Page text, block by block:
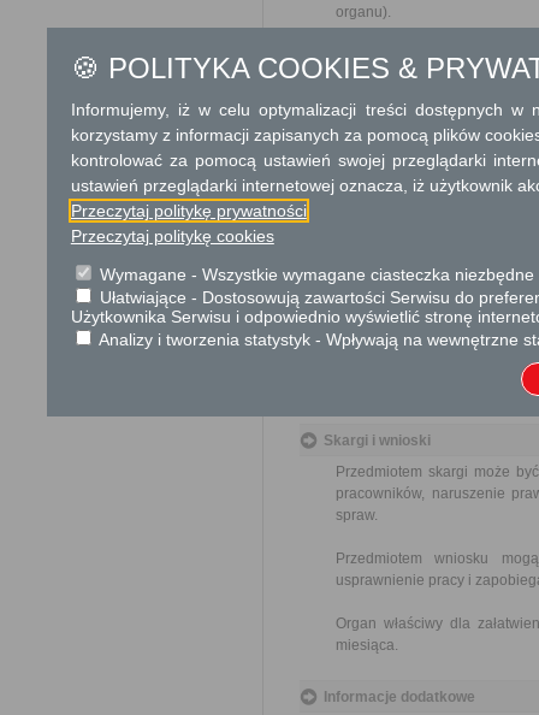
organu).
W przypadku spraw
Informacja
Dodatkowe
Opłata
Tryb odwoławczy
Odwołanie wnosi się do
rozstrzygnięcia, za
Urzędzie lub data jego
Skargi i wnioski
Przedmiotem skargi może
pracowników, naruszenie
spraw.
Przedmiotem wniosku
usprawnienie pracy i
Organ właściwy dla
miesiąca.
Informacje dodatkowe
🍪 POLITYKA COOKIES &
Informujemy, iż w celu optymalizacji treści dostępnych w
korzystamy z informacji zapisanych za pomocą plików
kontrolować za pomocą ustawień swojej przeglądarki
ustawień przeglądarki internetowej oznacza, iż użytkownik
Przeczytaj politykę prywatności
Przeczytaj politykę cookies
Wymagane - Wszystkie wymagane ciasteczka
Ułatwiające - Dostosowują zawartości Serwisu do
Użytkownika Serwisu i odpowiednio wyświetlić stronę
Analizy i tworzenia statystyk - Wpływają na wewnętrzne